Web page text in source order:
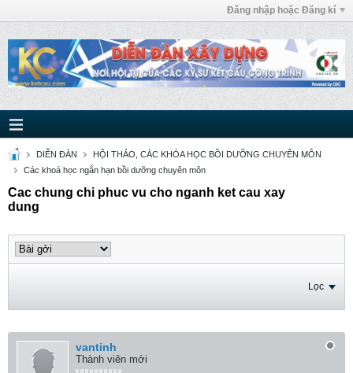
Đăng nhập hoặc Đăng kí
DIỄN ĐÀN
HỘI THẢO, CÁC KHÓA HỌC BỒI DƯỠNG CHUYÊN MÔN
Các khoá học ngắn hạn bồi dưỡng chuyên môn
Cac chung chi phuc vu cho nganh ket cau xay
dung
Lọc
vantinh
Thành viên mới